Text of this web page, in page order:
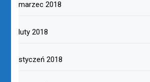
marzec 2018
luty 2018
styczeń 2018